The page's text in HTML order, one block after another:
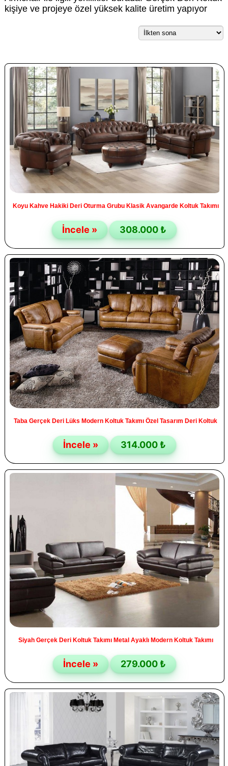
kişiye ve projeye özel yüksek kalite üretim yapıyor
Koyu Kahve Hakiki Deri Oturma Grubu Klasik Avangarde Koltuk Takımı
İncele » 308.000 ₺
Taba Gerçek Deri Lüks Modern Koltuk Takımı Özel Tasarım Deri Koltuk
İncele » 314.000 ₺
Siyah Gerçek Deri Koltuk Takımı Metal Ayaklı Modern Koltuk Takımı
İncele » 279.000 ₺